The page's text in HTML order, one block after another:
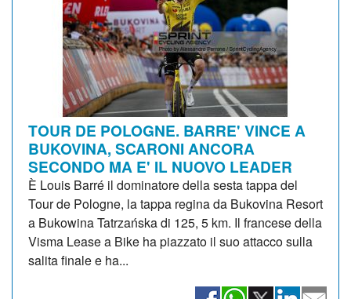
TOUR DE POLOGNE. BARRE' VINCE A
BUKOVINA, SCARONI ANCORA
SECONDO MA E' IL NUOVO LEADER
È Louis Barré il dominatore della sesta tappa del
Tour de Pologne, la tappa regina da Bukovina Resort
a Bukowina Tatrzańska di 125, 5 km. Il francese della
Visma Lease a Bike ha piazzato il suo attacco sulla
salita finale e ha...